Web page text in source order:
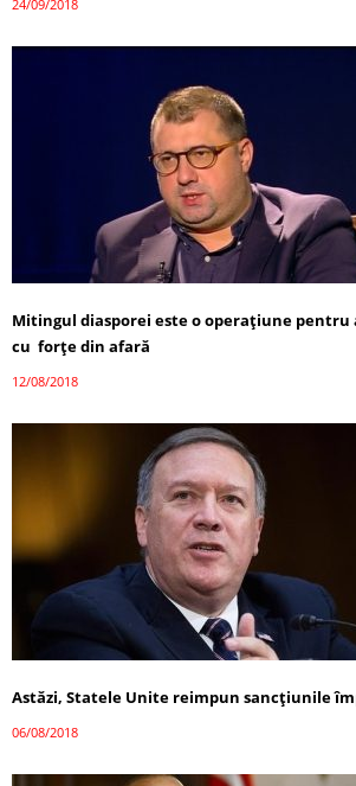
24/09/2018
Mitingul diasporei este o operaţiune pentru
cu forţe din afară
12/08/2018
Astăzi, Statele Unite reimpun sancţiunile
06/08/2018